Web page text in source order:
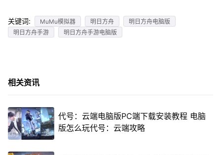
关键词: MuMu模拟器 明日方舟
明日方舟电脑版
明日方舟手游
明日方舟手游电脑版
相关资讯
代号：云端电脑版PC端下载安装教程 电脑
版怎么玩代号：云端攻略